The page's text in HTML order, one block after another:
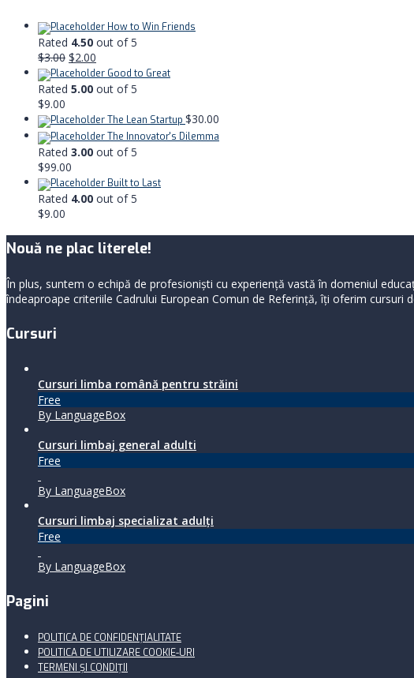
How to Win Friends
Rated 4.50 out of 5
$3.00 $2.00
Good to Great
Rated 5.00 out of 5
$9.00
The Lean Startup $30.00
The Innovator's Dilemma
Rated 3.00 out of 5
$99.00
Built to Last
Rated 4.00 out of 5
$9.00
Nouă ne plac literele!
În plus, suntem o echipă de profesioniști cu experiență vastă în domeniul
îndeaproape criteriile Cadrului European Comun de Referință, îți oferim
Cursuri
Cursuri limba română pentru străini
Free
By LanguageBox
Cursuri limbaj general adulti
Free
By LanguageBox
Cursuri limbaj specializat adulţi
Free
By LanguageBox
Pagini
POLITICA DE CONFIDENȚIALITATE
POLITICA DE UTILIZARE COOKIE-URI
TERMENI ŞI CONDIŢII